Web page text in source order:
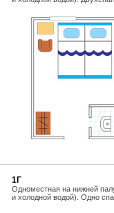
1Г
Одноместная на нижней
и холодной водой). Одно